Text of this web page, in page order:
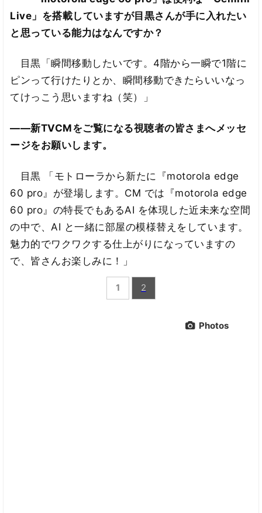
Live」を搭載していますが目黒さんが手に入れたい
と思っている能力はなんですか？
目黒「瞬間移動したいです。4階から一瞬で1階に
ピンって行けたりとか、瞬間移動できたらいいなっ
てけっこう思いますね（笑）」
――新TVCMをご覧になる視聴者の皆さまへメッセ
ージをお願いします。
目黒 「モトローラから新たに『motorola edge
60 pro』が登場します。CM では『motorola edge
60 pro』の特長でもあるAI を体現した近未来な空間
の中で、AI と一緒に部屋の模様替えをしています。
魅力的でワクワクする仕上がりになっていますの
で、皆さんお楽しみに！」
1 2
Photos